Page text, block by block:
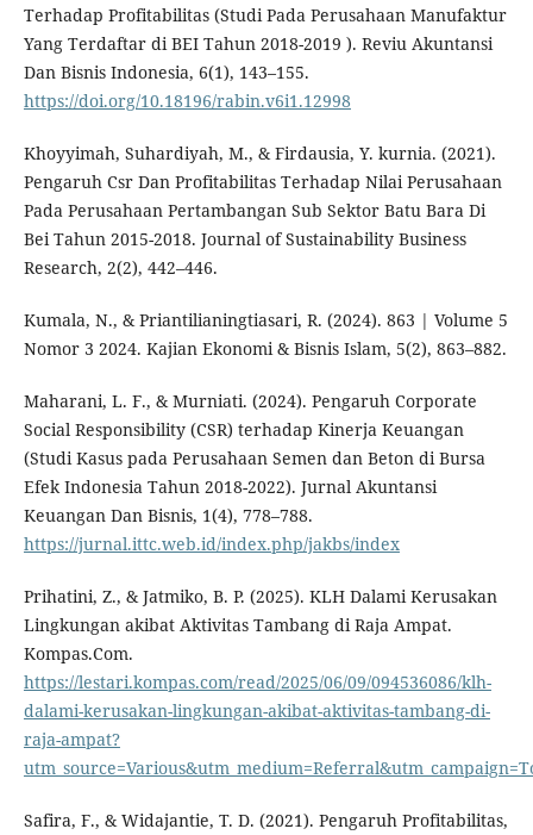
Terhadap Profitabilitas (Studi Pada Perusahaan Manufaktur
Yang Terdaftar di BEI Tahun 2018-2019 ). Reviu Akuntansi
Dan Bisnis Indonesia, 6(1), 143–155.
https://doi.org/10.18196/rabin.v6i1.12998
Khoyyimah, Suhardiyah, M., & Firdausia, Y. kurnia. (2021).
Pengaruh Csr Dan Profitabilitas Terhadap Nilai Perusahaan
Pada Perusahaan Pertambangan Sub Sektor Batu Bara Di
Bei Tahun 2015-2018. Journal of Sustainability Business
Research, 2(2), 442–446.
Kumala, N., & Priantilianingtiasari, R. (2024). 863 | Volume 5
Nomor 3 2024. Kajian Ekonomi & Bisnis Islam, 5(2), 863–882.
Maharani, L. F., & Murniati. (2024). Pengaruh Corporate
Social Responsibility (CSR) terhadap Kinerja Keuangan
(Studi Kasus pada Perusahaan Semen dan Beton di Bursa
Efek Indonesia Tahun 2018-2022). Jurnal Akuntansi
Keuangan Dan Bisnis, 1(4), 778–788.
https://jurnal.ittc.web.id/index.php/jakbs/index
Prihatini, Z., & Jatmiko, B. P. (2025). KLH Dalami Kerusakan
Lingkungan akibat Aktivitas Tambang di Raja Ampat.
Kompas.Com.
https://lestari.kompas.com/read/2025/06/09/094536086/klh-
dalami-kerusakan-lingkungan-akibat-aktivitas-tambang-di-
raja-ampat?
Safira, F., & Widajantie, T. D. (2021). Pengaruh Profitabilitas,